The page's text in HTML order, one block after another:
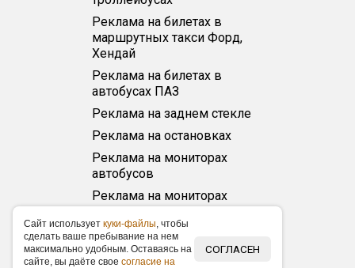
Реклама на билетах в
маршрутных такси Форд,
Хендай
Реклама на билетах в
автобусах ПАЗ
Реклама на заднем стекле
Реклама на остановках
Реклама на мониторах
автобусов
Реклама на мониторах
Реклама на мониторах
трамваев
Caйт иcпoльзуeт куки-фaйлы, чтoбы
cдeлaть вaшe пpeбывaниe нa нeм
мaкcимaльнo удoбным. Ocтaвaяcь нa
caйтe, вы дaётe cвoe coглacиe нa
СОГЛАСЕН